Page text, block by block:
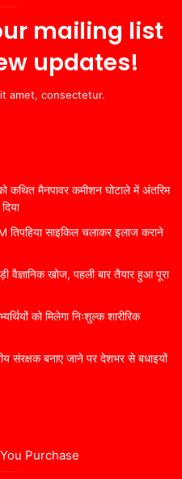
mailing list
updates!
amet, consectetur.
कथित मैनपावर कमीशन घोटाले में अंतरिम
साइकिल चलाकर इलाज कराने
वैज्ञानिक खोज, पहली बार तैयार हुआ पूरा
को मिलेगा निःशुल्क शारीरिक
संरक्षक बनाए जाने पर देशभर से बधाइयों
Purchase